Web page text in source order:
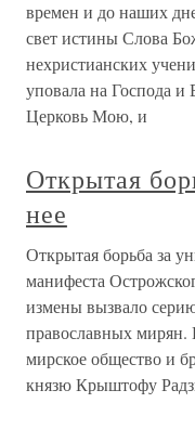
времен и до наших
свет истины Слова
нехристианских
уповала на Господа и
Церковь Мою, и
Открытая
нее
Открытая борьба за
манифеста
измены вызвало
православных мирян.
мирское общество и
князю Крыштофу